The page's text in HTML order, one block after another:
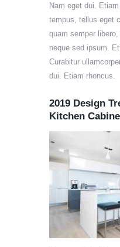
Nam eget dui.
tempus, tellus eget
quam semper
neque sed ipsum.
Curabitur
dui. Etiam rhoncus.
2019 Design
Kitchen